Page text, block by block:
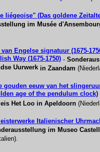
liégeoise" (Das goldene
im Musée
Engelse signatuur (1675-
Way (1675-1750) -
Uurwerk in Zaandam
gouden eeuw van het
age of the pendulum clock)
Het Loo in Apeldoorn
Italienischer
im Museo
.